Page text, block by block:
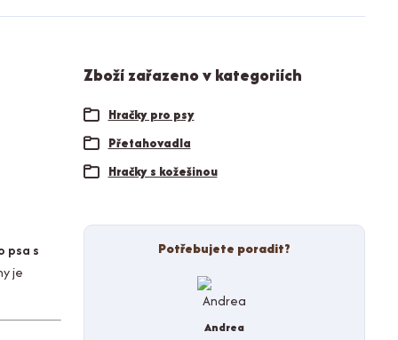
psa s
je
Zboží zařazeno v kategoriích
Hračky pro psy
Přetahovadla
Hračky s kožešinou
Potřebujete poradit?
Andrea